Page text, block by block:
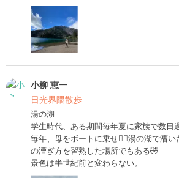
小柳 恵一
日光界隈散歩
湯の湖
学生時代、ある期間毎年夏に家族で数日
毎年、母をボートに乗せ🚣‍♀️湯の湖で漕
の漕ぎ方を習熟した場所でもある🤣
景色は半世紀前と変わらない。